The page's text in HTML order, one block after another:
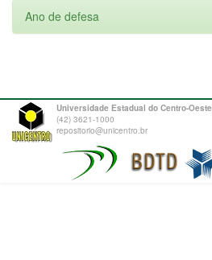
Ano de defesa
Universidade Estadual do Centro-Oeste
(42) 3621-1000
repositorio@unicentro.br